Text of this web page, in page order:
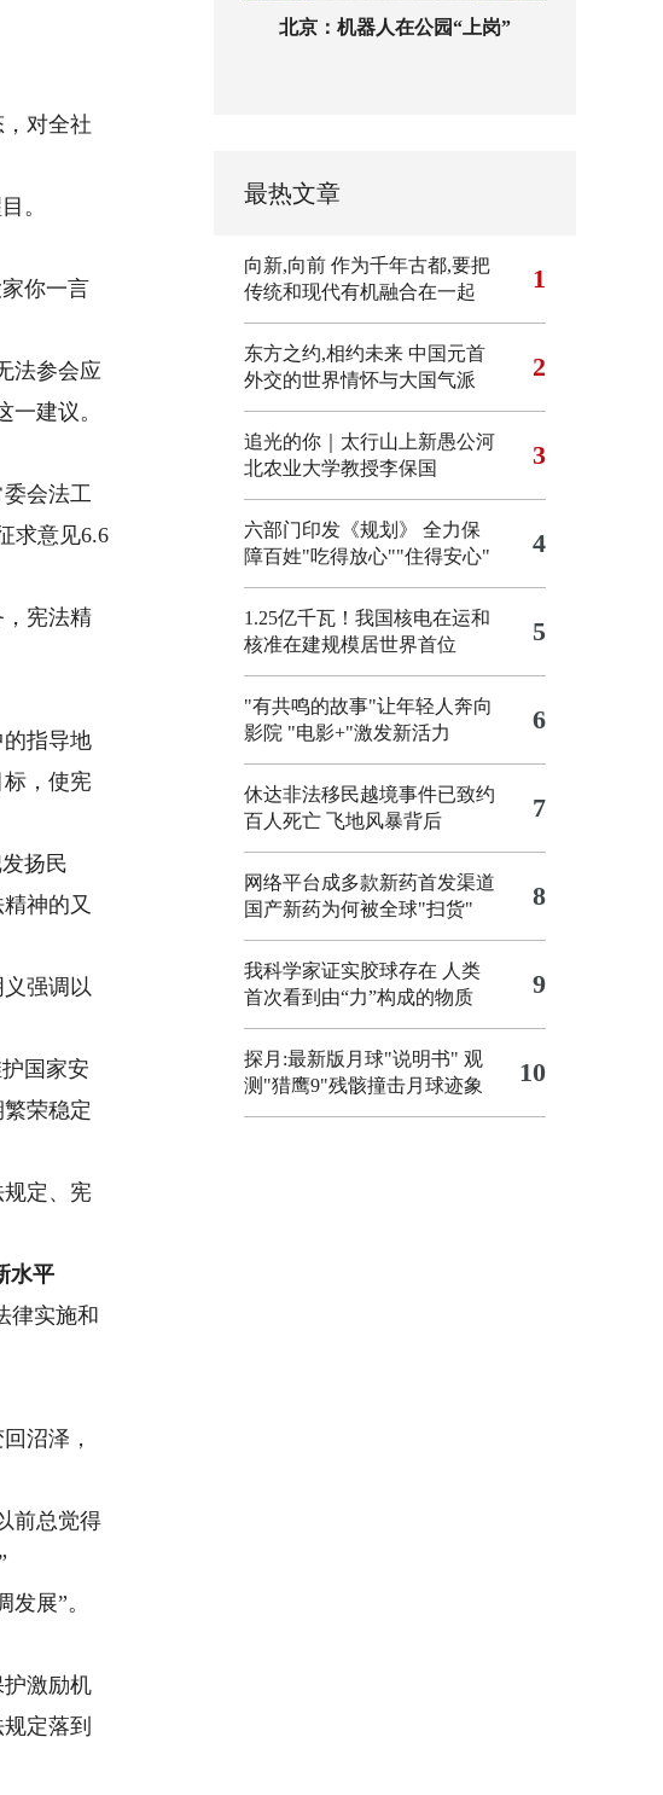
对全社
。
你一言
法参会应
建议。
会法工
求意见6.6
宪法精
指导地
，使宪
扬民
神的又
强调以
国家安
荣稳定
定、宪
水平
律实施和
沼泽，
前总觉得
展”。
激励机
定落到
北京：机器人在公园“上岗”
最热文章
向新,向前 作为千年古都,要把
传统和现代有机融合在一起
1
东方之约,相约未来 中国元首
外交的世界情怀与大国气派
2
追光的你｜太行山上新愚公河
北农业大学教授李保国
3
六部门印发《规划》 全力保
障百姓"吃得放心""住得安心"
4
1.25亿千瓦！我国核电在运和
核准在建规模居世界首位
5
"有共鸣的故事"让年轻人奔向
影院 "电影+"激发新活力 6
休达非法移民越境事件已致约
百人死亡 飞地风暴背后 7
网络平台成多款新药首发渠道
国产新药为何被全球"扫货"
8
我科学家证实胶球存在 人类
首次看到由“力”构成的物质
9
探月:最新版月球"说明书" 观
测"猎鹰9"残骸撞击月球迹象
10